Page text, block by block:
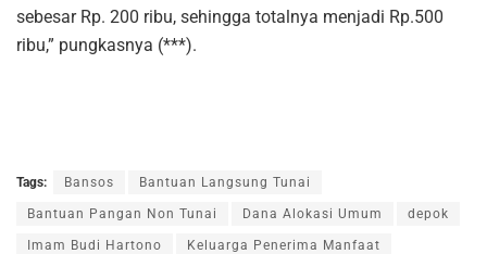
sebesar Rp. 200 ribu, sehingga totalnya menjadi Rp.500
ribu,” pungkasnya (***).
Tags: Bansos Bantuan Langsung Tunai
Bantuan Pangan Non Tunai Dana Alokasi Umum depok
Imam Budi Hartono Keluarga Penerima Manfaat